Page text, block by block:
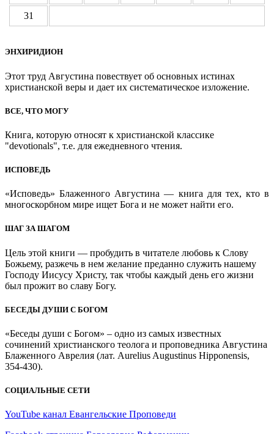
31
ЭНХИРИДИОН
Этот труд Августина повествует об основных истинах
христианской веры и дает их систематическое изложение.
ВСЕ, ЧТО МОГУ
Книга, которую относят к христианской классике
"devotionals", т.е. для ежедневного чтения.
ИСПОВЕДЬ
«Исповедь» Блаженного Августина — книга для тех, кто в
многоскорбном мире ищет Бога и не может найти его.
ШАГ ЗА ШАГОМ
Цель этой книги — пробудить в читателе любовь к Слову
Божьему, разжечь в нем желание преданно служить нашему
Господу Иисусу Христу, так чтобы каждый день его жизни
был прожит во славу Богу.
БЕСЕДЫ ДУШИ С БОГОМ
«Беседы души с Богом» – одно из самых известных
сочинений христианского теолога и проповедника Августина
Блаженного Аврелия (лат. Aurelius Augustinus Hipponensis,
354-430).
СОЦИАЛЬНЫЕ СЕТИ
YouTube канал Евангельские Проповеди